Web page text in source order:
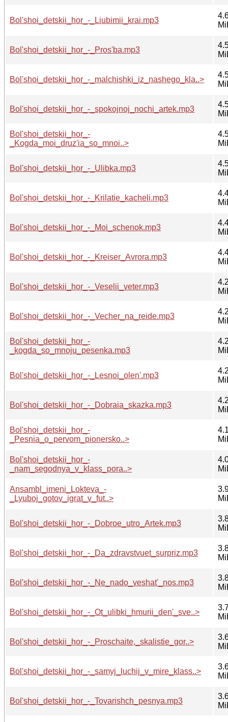
Bol'shoi_detskii_hor_-_Liubimii_krai.mp3
Bol'shoi_detskii_hor_-_Pros'ba.mp3
Bol'shoi_detskii_hor_-_malchishki_iz_nashego_kla..>
Bol'shoi_detskii_hor_-_spokojnoj_nochi_artek.mp3
Bol'shoi_detskii_hor_-
_Kogda_moi_druz'ia_so_mnoi..>
Bol'shoi_detskii_hor_-_Ulibka.mp3
Bol'shoi_detskii_hor_-_Krilatie_kacheli.mp3
Bol'shoi_detskii_hor_-_Moi_schenok.mp3
Bol'shoi_detskii_hor_-_Kreiser_Avrora.mp3
Bol'shoi_detskii_hor_-_Veselii_veter.mp3
Bol'shoi_detskii_hor_-_Vecher_na_reide.mp3
Bol'shoi_detskii_hor_-
_kogda_so_mnoju_pesenka.mp3
Bol'shoi_detskii_hor_-_Lesnoi_olen'.mp3
Bol'shoi_detskii_hor_-_Dobraia_skazka.mp3
Bol'shoi_detskii_hor_-
_Pesnia_o_pervom_pionersko..>
Bol'shoi_detskii_hor_-
_nam_segodnya_v_klass_pora..>
Ansambl_imeni_Lokteva_-
_Lyuboj_gotov_igrat_v_fut..>
Bol'shoi_detskii_hor_-_Dobroe_utro_Artek.mp3
Bol'shoi_detskii_hor_-_Da_zdravstvuet_surpriz.mp3
Bol'shoi_detskii_hor_-_Ne_nado_veshat'_nos.mp3
Bol'shoi_detskii_hor_-_Ot_ulibki_hmurii_den'_sve..>
Bol'shoi_detskii_hor_-_Proschaite,_skalistie_gor..>
Bol'shoi_detskii_hor_-_samyj_luchij_v_mire_klass..>
Bol'shoi_detskii_hor_-_Tovarishch_pesnya.mp3